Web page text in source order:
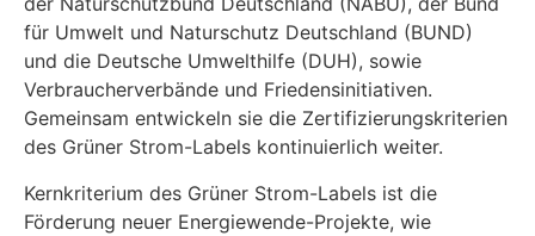
für Umwelt und Naturschutz Deutschland (BUND)
und die Deutsche Umwelthilfe (DUH), sowie
Verbraucherverbände und Friedensinitiativen.
Gemeinsam entwickeln sie die Zertifizierungskriterien
des Grüner Strom-Labels kontinuierlich weiter.
Kernkriterium des Grüner Strom-Labels ist die
Förderung neuer Energiewende-Projekte, wie